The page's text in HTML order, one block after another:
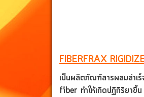
FIBERFRAX
เป็นผลิตภัณฑ์สารผสมสำเ
fiber ทำให้เกิดปฏิกิริยาขึ้